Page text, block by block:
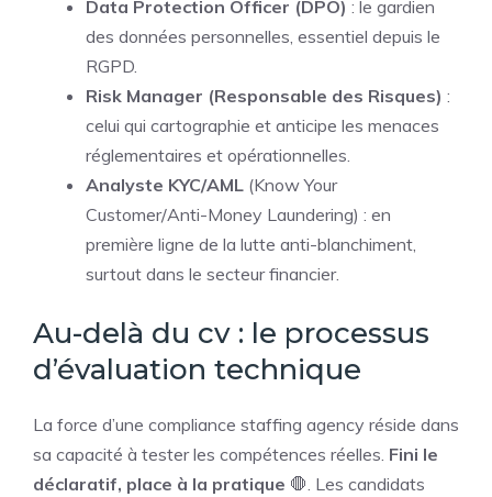
Data Protection Officer (DPO) : le gardien
des données personnelles, essentiel depuis le
RGPD.
Risk Manager (Responsable des Risques) :
celui qui cartographie et anticipe les menaces
réglementaires et opérationnelles.
Analyste KYC/AML (Know Your
Customer/Anti-Money Laundering) : en
première ligne de la lutte anti-blanchiment,
surtout dans le secteur financier.
Au-delà du cv : le processus
d’évaluation technique
La force d’une compliance staffing agency réside dans
sa capacité à tester les compétences réelles. Fini le
déclaratif, place à la pratique 🛑. Les candidats